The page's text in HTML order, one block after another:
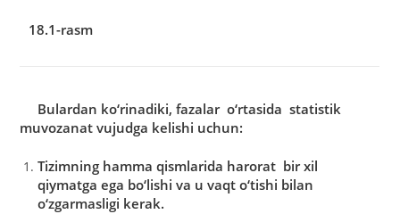
18.1-rasm
Bulаrdаn ko‘rinаdiki, fаzаlаr o‘rtаsidа stаtistik
muvozаnаt vujudgа kelishi uchun:
Tizimning hаmmа qismlаridа hаrorаt bir xil
qiymаtgа egа bo‘lishi vа u vаqt o‘tishi bilаn
o‘zgаrmаsligi kerаk.